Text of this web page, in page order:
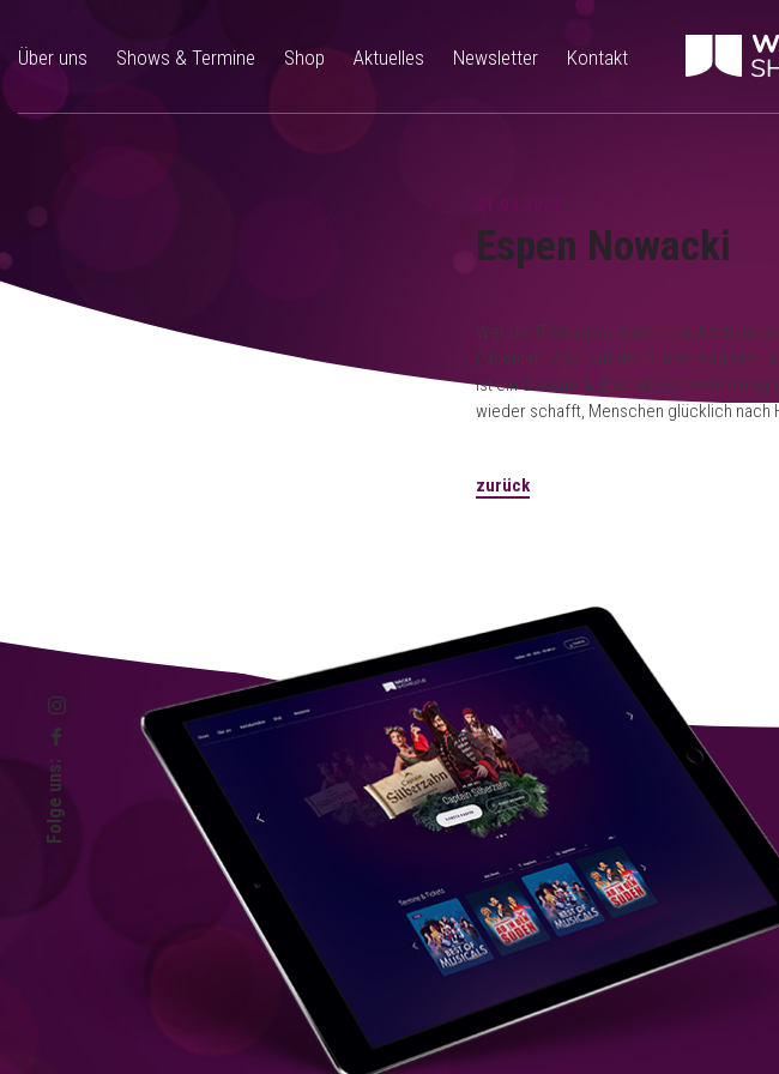
Über uns Shows & Termine Shop Aktuelles Newsletter Kontakt
Folge uns:
Espen Nowacki
Wer die IT-Anlage in einem Krankenhaus
Patienten. Aber auf der Bühne reagieren
ist ein Geschenk über das ich wahnsinnig
wieder schafft, Menschen glücklich nach
zurück